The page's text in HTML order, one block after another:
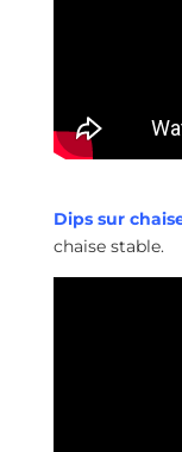
Dips sur
chaise stable.